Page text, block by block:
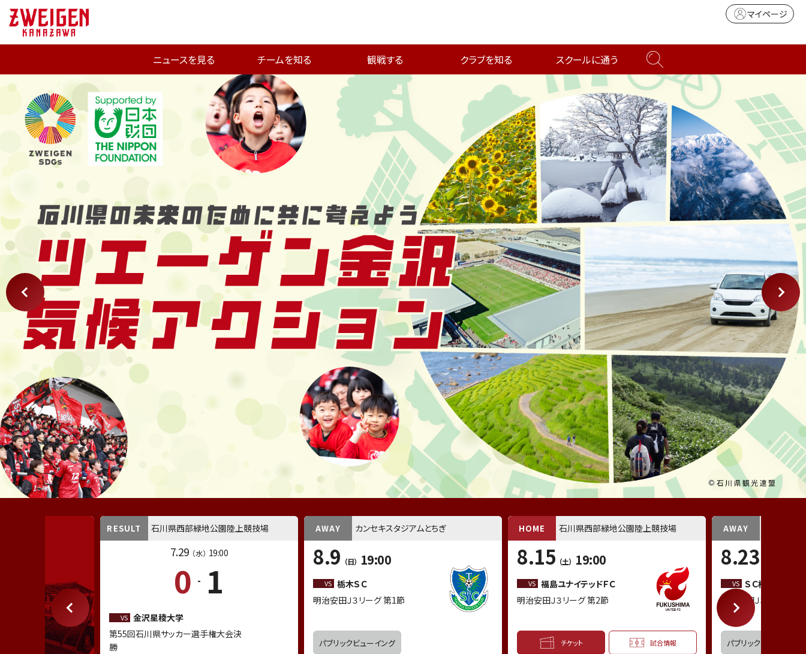
マイページ
ニュースを見る チームを知る 観戦する クラブを知る スクールに通う
RESULT 石川県西部緑地公園陸上競技場
7.29 （水） 19:00
0 - 1
VS 金沢星稜大学
第55回石川県サッカー選手権大会決
勝
AWAY カンセキスタジアムとちぎ
8.9 （日） 19:00
VS 栃木ＳＣ
明治安田Ｊ３リーグ 第1節
パブリックビューイング
HOME 石川県西部緑地公園陸上競技場
8.15 （土） 19:00
VS 福島ユナイテッドＦＣ
明治安田Ｊ３リーグ 第2節
チケット 試合情報
AWAY
8.23
VS ＳＣ相模原
明治安田Ｊ３リーグ 第
パブリックビューイング